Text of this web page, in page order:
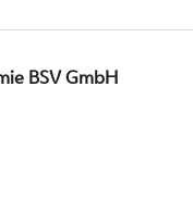
BSV GmbH